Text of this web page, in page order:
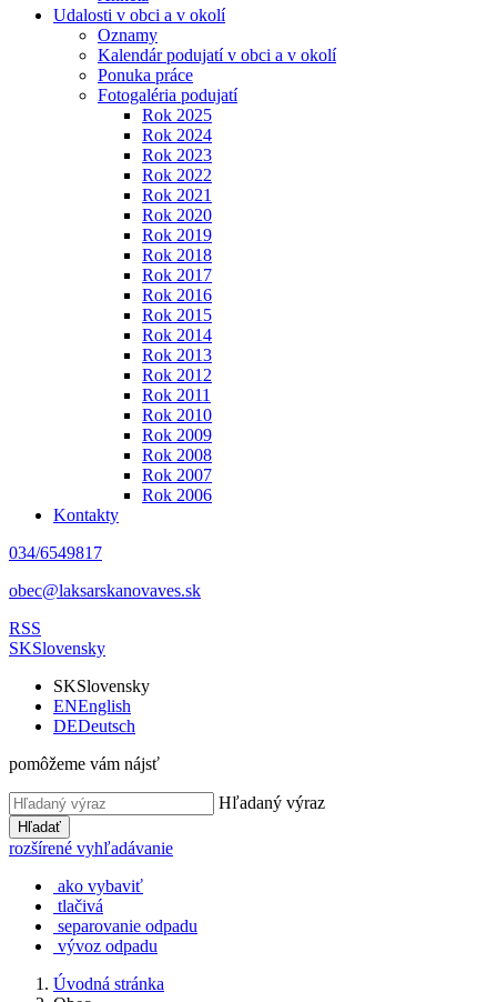
Udalosti v obci a v okolí
Oznamy
Kalendár podujatí v obci a v okolí
Ponuka práce
Fotogaléria podujatí
Rok 2025
Rok 2024
Rok 2023
Rok 2022
Rok 2021
Rok 2020
Rok 2019
Rok 2018
Rok 2017
Rok 2016
Rok 2015
Rok 2014
Rok 2013
Rok 2012
Rok 2011
Rok 2010
Rok 2009
Rok 2008
Rok 2007
Rok 2006
Kontakty
034/6549817
obec@laksarskanovaves.sk
RSS
SKSlovensky
SKSlovensky
ENEnglish
DEDeutsch
pomôžeme vám nájsť
Hľadaný výraz
Hľadať
rozšírené vyhľadávanie
ako vybaviť
tlačivá
separovanie odpadu
vývoz odpadu
Úvodná stránka